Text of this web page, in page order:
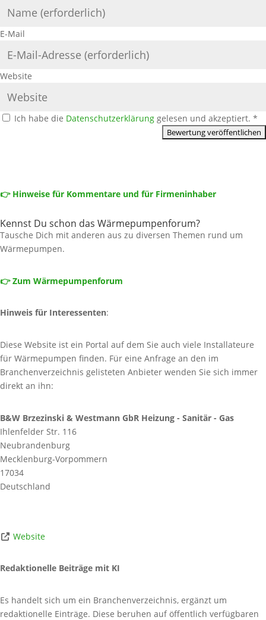
E-Mail
Website
Ich habe die Datenschutzerklärung gelesen und akzeptiert. *
👉 Hinweise für Kommentare und für Firmeninhaber
Kennst Du schon das Wärmepumpenforum?
Tausche Dich mit anderen aus zu diversen Themen rund um
Wärmepumpen.
👉 Zum Wärmepumpenforum
Hinweis für Interessenten:
Diese Website ist ein Portal auf dem Sie auch viele Installateure
für Wärmepumpen finden. Für eine Anfrage an den im
Branchenverzeichnis gelisteten Anbieter wenden Sie sich immer
direkt an ihn:
B&W Brzezinski & Westmann GbR Heizung - Sanitär - Gas
Ihlenfelder Str. 116
Neubrandenburg
Mecklenburg-Vorpommern
17034
Deutschland
Website
Redaktionelle Beiträge mit KI
Es handelt sich um ein Branchenverzeichnis, ergänzt um
redaktionelle Einträge. Diese beruhen auf öffentlich verfügbaren